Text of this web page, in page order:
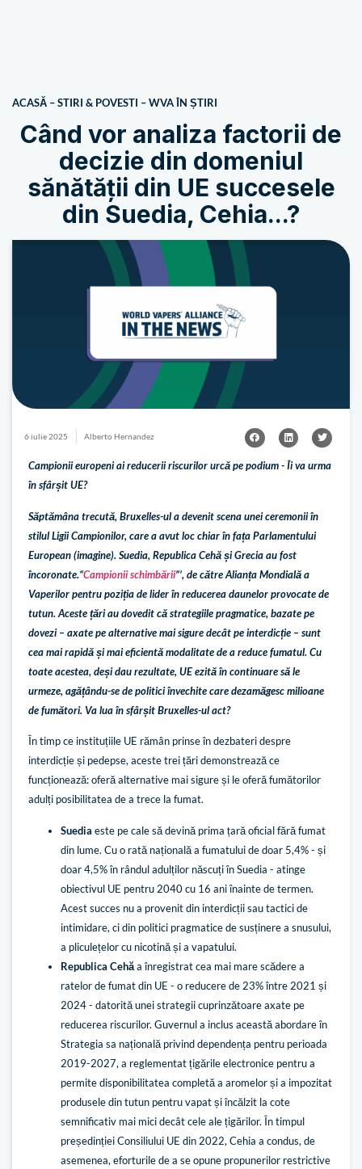
ACASĂ –STIRI & POVESTI –WVA ÎN ȘTIRI
Când vor analiza factorii de
decizie din domeniul
sănătății din UE succesele
din Suedia, Cehia...?
6 iulie 2025 Alberto Hernandez
Campionii europeni ai reducerii riscurilor urcă pe podium - Îi va urma
în sfârșit UE?
Săptămâna trecută, Bruxelles-ul a devenit scena unei ceremonii în
stilul Ligii Campionilor, care a avut loc chiar în fața Parlamentului
European (imagine). Suedia, Republica Cehă și Grecia au fost
încoronate.“Campionii schimbării”’, de către Alianța Mondială a
Vaperilor pentru poziția de lider în reducerea daunelor provocate de
tutun. Aceste țări au dovedit că strategiile pragmatice, bazate pe
dovezi – axate pe alternative mai sigure decât pe interdicție – sunt
cea mai rapidă și mai eficientă modalitate de a reduce fumatul. Cu
toate acestea, deși dau rezultate, UE ezită în continuare să le
urmeze, agățându-se de politici învechite care dezamăgesc milioane
de fumători. Va lua în sfârșit Bruxelles-ul act?
În timp ce instituțiile UE rămân prinse în dezbateri despre
interdicție și pedepse, aceste trei țări demonstrează ce
funcționează: oferă alternative mai sigure și le oferă fumătorilor
adulți posibilitatea de a trece la fumat.
Suedia este pe cale să devină prima țară oficial fără fumat
din lume. Cu o rată națională a fumatului de doar 5,4% - și
doar 4,5% în rândul adulților născuți în Suedia - atinge
obiectivul UE pentru 2040 cu 16 ani înainte de termen.
Acest succes nu a provenit din interdicții sau tactici de
intimidare, ci din politici pragmatice de susținere a snusului,
a pliculețelor cu nicotină și a vapatului.
Republica Cehăa înregistrat cea mai mare scădere a
ratelor de fumat din UE - o reducere de 23% între 2021 și
2024 - datorită unei strategii cuprinzătoare axate pe
reducerea riscurilor. Guvernul a inclus această abordare în
Strategia sa națională privind dependența pentru perioada
2019-2027, a reglementat țigările electronice pentru a
permite disponibilitatea completă a aromelor și a impozitat
produsele din tutun pentru vapat și încălzit la cote
semnificativ mai mici decât cele ale țigărilor. În timpul
președinției Consiliului UE din 2022, Cehia a condus, de
asemenea, eforturile de a se opune propunerilor restrictive